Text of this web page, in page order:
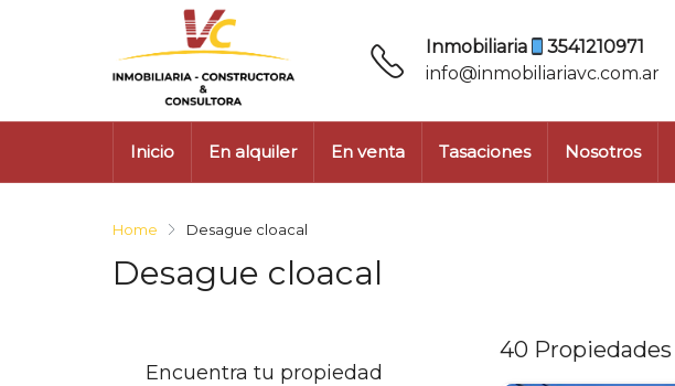
Inmobiliaria
3541210971
info@inmobiliariavc.com.ar
Inicio En alquiler En venta Tasaciones Nosotros
Home Desague cloacal
Desague cloacal
40 Propiedades
Encuentra tu propiedad